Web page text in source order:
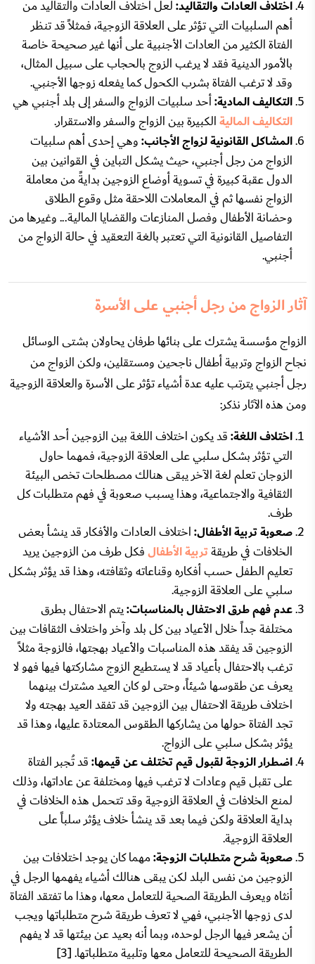
اختلاف العادات والتقاليد:لعل اختلاف العادات والتقاليد من
أهم السلبيات التي تؤثر على العلاقة الزوجية، فمثلاً قد تنظر
الفتاة الكثير من العادات الأجنبية على أنها غير صحيحة خاصة
بالأمور الدينية فقد لا يرغب الزوج بالحجاب على سبيل المثال،
وقد لا ترغب الفتاة بشرب الكحول كما يفعله زوجها الأجنبي.
التكاليف المادية:أحد سلبيات الزواج والسفر إلى بلد أجنبي هي
التكاليف الماليةالكبيرة بين الزواج والسفر والاستقرار.
المشاكل القانونية لزواج الأجانب:وهي إحدى أهم سلبيات
الزواج من رجل أجنبي، حيث يشكل التباين في القوانين بين
الدول عقبة كبيرة في تسوية أوضاع الزوجين بدايةً من معاملة
الزواج نفسها ثم في المعاملات اللاحقة مثل وقوع الطلاق
وحضانة الأطفال وفصل المنازعات والقضايا المالية... وغيرها من
التفاصيل القانونية التي تعتبر بالغة التعقيد في حالة الزواج من
أجنبي.
آثار الزواج من رجل أجنبي على الأسرة
الزواج مؤسسة يشترك على بنائها طرفان يحاولان بشتى الوسائل
نجاح الزواج وتربية أطفال ناجحين ومستقلين، ولكن الزواج من
رجل أجنبي يترتب عليه عدة أشياء تؤثر على الأسرة والعلاقة الزوجية
ومن هذه الآثار نذكر:
اختلاف اللغة:قد يكون اختلاف اللغة بين الزوجين أحد الأشياء
التي تؤثر بشكل سلبي على العلاقة الزوجية، فمهما حاول
الزوجان تعلم لغة الآخر يبقى هنالك مصطلحات تخص البيئة
الثقافية والاجتماعية، وهذا يسبب صعوبة في فهم متطلبات كل
طرف.
صعوبة تربية الأطفال:اختلاف العادات والأفكار قد ينشأ بعض
الخلافات في طريقةتربية الأطفالفكل طرف من الزوجين يريد
تعليم الطفل حسب أفكاره وقناعاته وثقافته، وهذا قد يؤثر بشكل
سلبي على العلاقة الزوجية.
عدم فهم طرق الاحتفال بالمناسبات:يتم الاحتفال بطرق
مختلفة جداً خلال الأعياد بين كل بلد وآخر واختلاف الثقافات بين
الزوجين قد يفقد هذه المناسبات والأعياد بهجتها، فالزوجة مثلاً
ترغب بالاحتفال بأعياد قد لا يستطيع الزوج مشاركتها فيها فهو لا
يعرف عن طقوسها شيئاً، وحتى لو كان العيد مشترك بينهما
اختلاف طريقة الاحتفال بين الزوجين قد تفقد العيد بهجته ولا
تجد الفتاة حولها من يشاركها الطقوس المعتادة عليها، وهذا قد
يؤثر بشكل سلبي على الزواج.
اضطرار الزوجة لقبول قيم تختلف عن قيمها:قد تُجبر الفتاة
على تقبل قيم وعادات لا ترغب فيها ومختلفة عن عاداتها، وذلك
لمنع الخلافات في العلاقة الزوجية وقد تتحمل هذه الخلافات في
بداية العلاقة ولكن فيما بعد قد ينشأ خلاف يؤثر سلباً على
العلاقة الزوجية.
صعوبة شرح متطلبات الزوجة:مهما كان يوجد اختلافات بين
الزوجين من نفس البلد لكن يبقى هنالك أشياء يفهمها الرجل في
أنثاه ويعرف الطريقة الصحية للتعامل معها، وهذا ما تفتقد الفتاة
لدى زوجها الأجنبي، فهي لا تعرف طريقة شرح متطلباتها ويجب
أن يشعر فيها الرجل لوحده، وبما أنه بعيد عن بيئتها قد لا يفهم
الطريقة الصحيحة للتعامل معها وتلبية متطلباتها. [3]